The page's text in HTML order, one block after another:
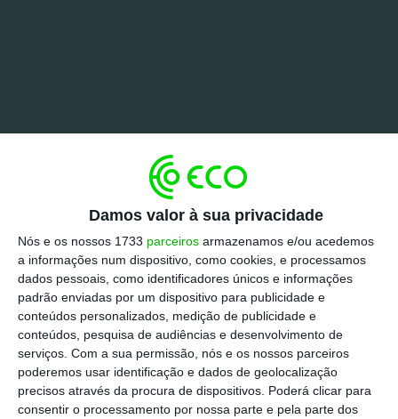
Damos valor à sua privacidade
Nós e os nossos 1733 parceiros armazenamos e/ou acedemos
a informações num dispositivo, como cookies, e processamos
dados pessoais, como identificadores únicos e informações
padrão enviadas por um dispositivo para publicidade e
conteúdos personalizados, medição de publicidade e
conteúdos, pesquisa de audiências e desenvolvimento de
serviços. Com a sua permissão, nós e os nossos parceiros
poderemos usar identificação e dados de geolocalização
precisos através da procura de dispositivos. Poderá clicar para
consentir o processamento por nossa parte e pela parte dos